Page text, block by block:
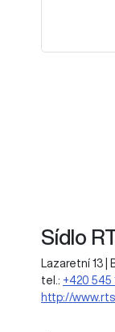
Sídlo
Lazaretní 13 |
tel.: +420 545
http://